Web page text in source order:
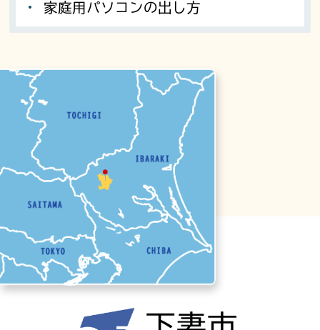
家庭用パソコンの出し方